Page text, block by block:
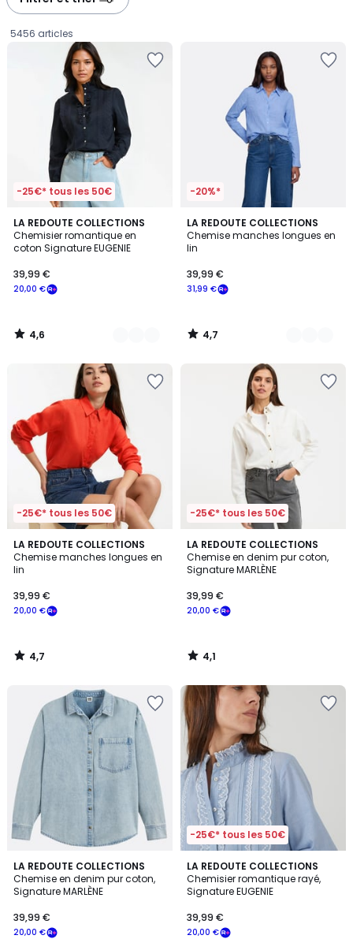
5456 articles
-25€* tous les 50€
LA REDOUTE COLLECTIONS
Chemisier romantique en
coton Signature EUGENIE
€
souscrivez
notre
programme
place
20,00
€.
20,00 €
39,99 €
4,6
/ 5
2
Couleurs
4,6
/
-20%*
LA REDOUTE COLLECTIONS
Chemise manches longues en
lin
31,99 €
39,99 €
4,7
/ 5
2
Couleurs
4,7
/
-25€* tous les 50€
LA REDOUTE COLLECTIONS
Chemise manches longues en
lin
20,00 €
39,99 €
4,7
/ 5
4,7
/
-25€* tous les 50€
LA REDOUTE COLLECTIONS
Chemise en denim pur coton,
Signature MARLÈNE
20,00 €
39,99 €
4,1
/ 5
4,1
/
LA REDOUTE COLLECTIONS
Chemise en denim pur coton,
Signature MARLÈNE
20,00 €
39,99 €
4,1
/ 5
3
Couleurs
-25€* tous les 50€
LA REDOUTE COLLECTIONS
Chemisier romantique rayé,
Signature EUGENIE
20,00 €
39,99 €
4,5
/ 5